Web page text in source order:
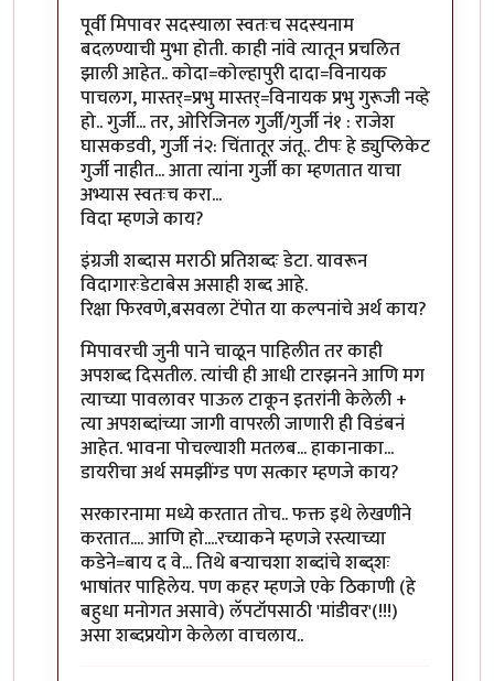
पूर्वी मिपावर सदस्याला स्वतःच सदस्यनाम
बदलण्याची मुभा होती. काही नांवे त्यातून प्रचलित
झाली आहेत.. कोदा=कोल्हापुरी दादा=विनायक
पाचलग, मास्तर्=प्रभु मास्तर्=विनायक प्रभु गुरूजी नव्हे
हो.. गुर्जी... तर, ओरिजिनल गुर्जी/गुर्जी नं१ : राजेश
घासकडवी, गुर्जी नं२: चिंतातूर जंतू.. टीपः हे ड्युप्लिकेट
गुर्जी नाहीत... आता त्यांना गुर्जी का म्हणतात याचा
अभ्यास स्वतःच करा...
विदा म्हणजे काय?
इंग्रजी शब्दास मराठी प्रतिशब्दः डेटा. यावरून
विदागारःडेटाबेस असाही शब्द आहे.
रिक्षा फिरवणे,बसवला टेंपोत या कल्पनांचे अर्थ काय?
मिपावरची जुनी पाने चाळून पाहिलीत तर काही
अपशब्द दिसतील. त्यांची ही आधी टारझनने आणि मग
त्याच्या पावलावर पाऊल टाकून इतरांनी केलेली +
त्या अपशब्दांच्या जागी वापरली जाणारी ही विडंबनं
आहेत. भावना पोचल्याशी मतलब... हाकानाका...
डायरीचा अर्थ समझींग्ड पण सत्कार म्हणजे काय?
सरकारनामा मध्ये करतात तोच.. फक्त इथे लेखणीने
करतात.... आणि हो....रच्याकने म्हणजे रस्त्याच्या
कडेने=बाय द वे... तिथे बर्‍याचशा शब्दांचे शब्द्शः
भाषांतर पाहिलेय. पण कहर म्हणजे एके ठिकाणी (हे
बहुधा मनोगत असावे) लॅपटॉपसाठी 'मांडीवर'(!!!)
असा शब्दप्रयोग केलेला वाचलाय..